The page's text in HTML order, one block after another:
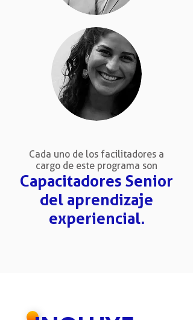
Cada uno de los facilitadores a
cargo de este programa son
Capacitadores Senior
del aprendizaje
experiencial.